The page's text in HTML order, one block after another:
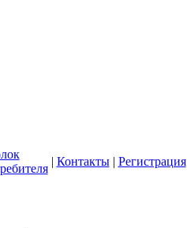
50 лет
| Контакты | Регистрация